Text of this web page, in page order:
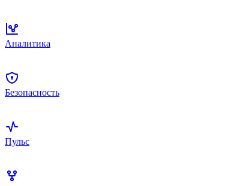
Аналитика
Безопасность
Пульс